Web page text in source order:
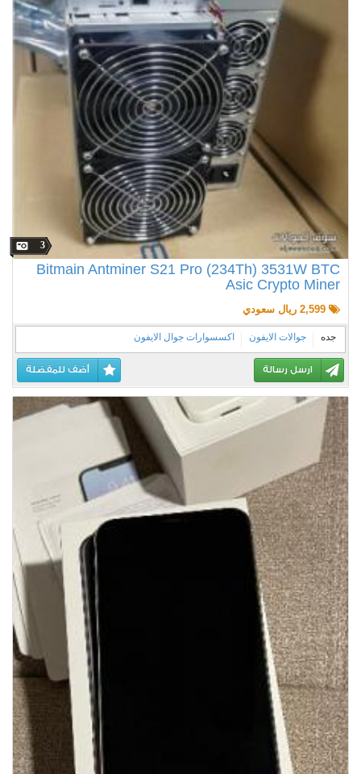
3
Bitmain Antminer S21 Pro (234Th) 3531W BTC
Asic Crypto Miner
جده جوالات الايفون اكسسوارات جوال الايفون
ارسل رسالة أضف للمفضلة